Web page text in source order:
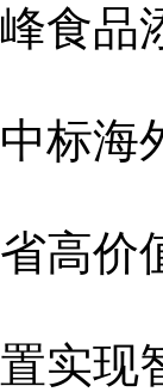
食品
标海
高
实现